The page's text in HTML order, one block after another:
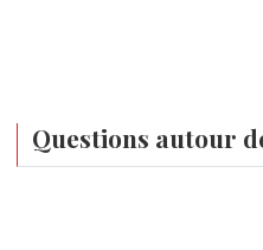
Questions autour